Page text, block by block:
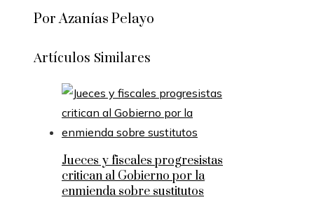
Por Azanías Pelayo
Artículos Similares
Jueces y fiscales progresistas
critican al Gobierno por la
enmienda sobre sustitutos